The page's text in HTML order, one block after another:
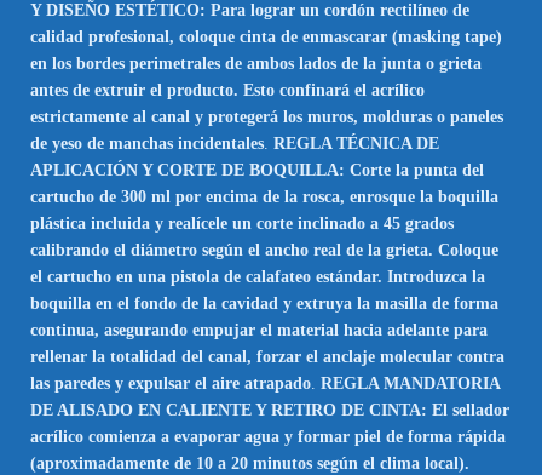
Y DISEÑO ESTÉTICO: Para lograr un cordón rectilíneo de
calidad profesional, coloque cinta de enmascarar (masking tape)
en los bordes perimetrales de ambos lados de la junta o grieta
antes de extruir el producto. Esto confinará el acrílico
estrictamente al canal y protegerá los muros, molduras o paneles
de yeso de manchas incidentales. REGLA TÉCNICA DE
APLICACIÓN Y CORTE DE BOQUILLA: Corte la punta del
cartucho de 300 ml por encima de la rosca, enrosque la boquilla
plástica incluida y realícele un corte inclinado a 45 grados
calibrando el diámetro según el ancho real de la grieta. Coloque
el cartucho en una pistola de calafateo estándar. Introduzca la
boquilla en el fondo de la cavidad y extruya la masilla de forma
continua, asegurando empujar el material hacia adelante para
rellenar la totalidad del canal, forzar el anclaje molecular contra
las paredes y expulsar el aire atrapado. REGLA MANDATORIA
DE ALISADO EN CALIENTE Y RETIRO DE CINTA: El sellador
acrílico comienza a evaporar agua y formar piel de forma rápida
(aproximadamente de 10 a 20 minutos según el clima local).